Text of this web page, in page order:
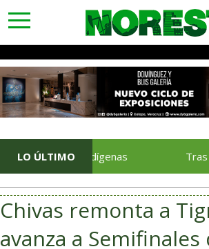
toggle
navigation
LO ÚLTIMO
indígenas Tras tres
Chivas remonta a
avanza a Semifinales